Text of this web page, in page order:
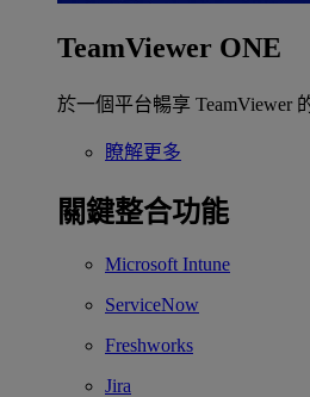
TeamViewer ONE
於一個平台暢享 TeamViewer
瞭解更多
關鍵整合功能
Microsoft Intune
ServiceNow
Freshworks
Jira